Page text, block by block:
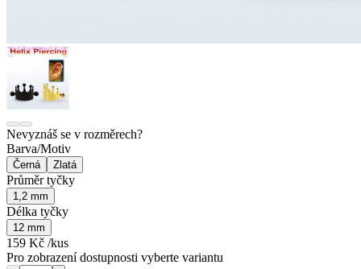
Nevyznáš se v rozměrech?
Barva/Motiv
Černá Zlatá
Průměr tyčky
1,2 mm
Délka tyčky
12 mm
159 Kč /kus
Pro zobrazení dostupnosti vyberte variantu